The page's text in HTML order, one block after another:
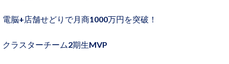
電脳+店舗せどりで月商1000万円を突破！
クラスターチーム2期生MVP